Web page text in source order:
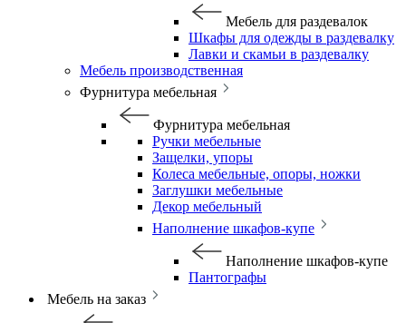
Мебель для раздевалок
Шкафы для одежды в раздевалку
Лавки и скамьи в раздевалку
Мебель производственная
Фурнитура мебельная
Фурнитура мебельная
Ручки мебельные
Защелки, упоры
Колеса мебельные, опоры, ножки
Заглушки мебельные
Декор мебельный
Наполнение шкафов-купе
Наполнение шкафов-купе
Пантографы
Мебель на заказ